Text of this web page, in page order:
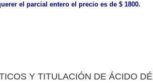
el parcial entero el precio es de $ 1800.
Y TITULACIÓN DE ÁCIDO